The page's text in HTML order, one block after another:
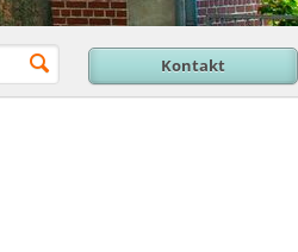
Kontakt